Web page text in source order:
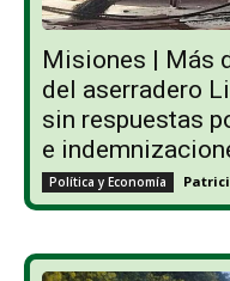
Misiones | Más
del aserradero
sin respuestas
e
Política y Economía